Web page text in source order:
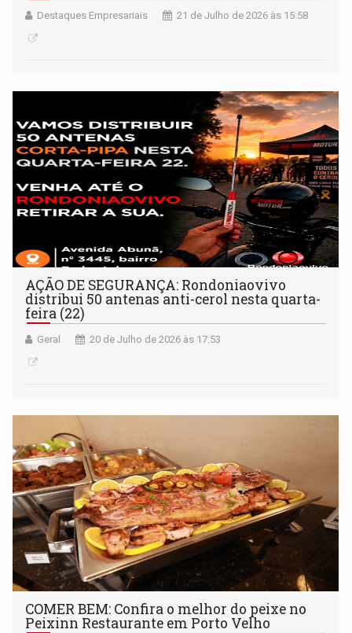
Destaques Empresariais 21 de Julho de 2026 às 15:58
AÇÃO DE SEGURANÇA: Rondoniaovivo
distribui 50 antenas anti-cerol nesta quarta-
feira (22)
Geral 20 de Julho de 2026 às 17:53
COMER BEM: Confira o melhor do peixe no
Peixinn Restaurante em Porto Velho